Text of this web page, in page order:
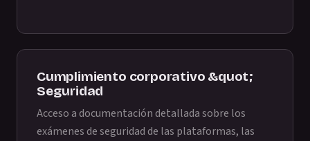
Cumplimiento corporativo &quot;
Seguridad
Acceso a documentación detallada sobre los
exámenes de seguridad de las plataformas, las